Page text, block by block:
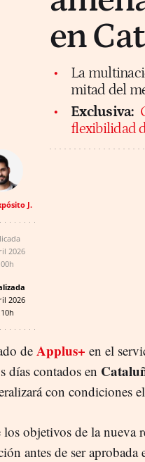
en
La
mitad del
Exclusiva:
flexibilidad
J.
2026
2026
de Applus+ en el
días contados en
con condiciones
objetivos de la nueva
antes de ser